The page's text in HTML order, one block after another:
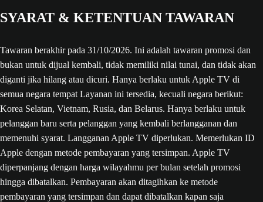
SYARAT & KETENTUAN TAWARAN
Tawaran berakhir pada 31/‌10/‌2026. Ini adalah tawaran promosi dan
bukan untuk dijual kembali, tidak memiliki nilai tunai, dan tidak akan
diganti jika hilang atau dicuri. Hanya berlaku untuk Apple TV di
semua negara tempat Layanan ini tersedia, kecuali negara berikut:
Korea Selatan, Vietnam, Rusia, dan Belarus. Hanya berlaku untuk
pelanggan baru serta pelanggan yang kembali berlangganan dan
memenuhi syarat. Langganan Apple TV diperlukan. Memerlukan ID
Apple dengan metode pembayaran yang tersimpan. Apple TV
diperpanjang dengan harga wilayahmu per bulan setelah promosi
hingga dibatalkan. Pembayaran akan ditagihkan ke metode
pembayaran yang tersimpan dan dapat dibatalkan kapan saja